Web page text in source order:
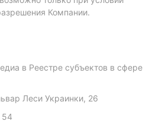
Компании.
в Реестре субъектов в сфере
Леси Украинки, 26
54